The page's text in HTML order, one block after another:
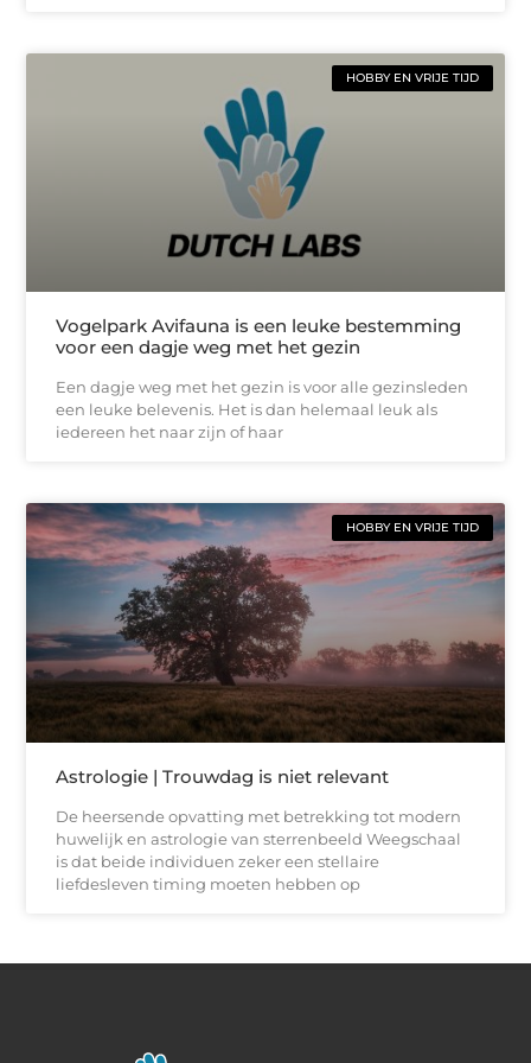
HOBBY EN VRIJE TIJD
Vogelpark Avifauna is een leuke bestemming
voor een dagje weg met het gezin
Een dagje weg met het gezin is voor alle gezinsleden
een leuke belevenis. Het is dan helemaal leuk als
iedereen het naar zijn of haar
HOBBY EN VRIJE TIJD
Astrologie | Trouwdag is niet relevant
De heersende opvatting met betrekking tot modern
huwelijk en astrologie van sterrenbeeld Weegschaal
is dat beide individuen zeker een stellaire
liefdesleven timing moeten hebben op